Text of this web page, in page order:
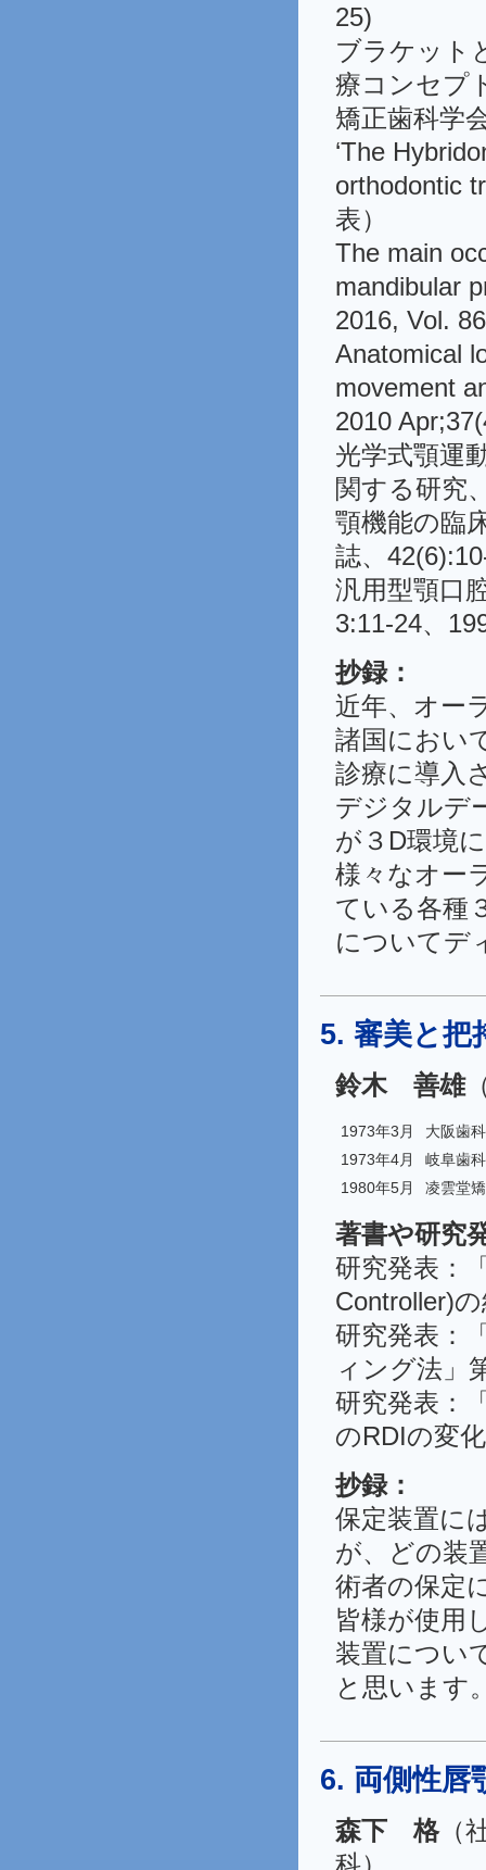
25)
ブラケット
療コンセプ
矯正歯科学
‘The
orthodontic
表）
The main
mandibular
2016, Vol.
Anatomical
movement
2010
光学式顎運
関する研究
顎機能の臨
誌、
汎用型顎口
3:11-24、
抄録：
近年、オー
諸国におい
診療に導入
デジタルデ
が３D環境
様々なオー
ている各種
についてデ
5. 審美と把
鈴木 善雄
1973年3月
大阪歯
1973年4月
岐阜歯
1980年5月
凌雲堂
著書や研究
研究発表：
Controller)
研究発表：
ィング法」
研究発表：
のRDIの変
抄録：
保定装置に
が、どの装
術者の保定
皆様が使用
装置につい
と思います
6. 両側性唇
森下 格（
科）